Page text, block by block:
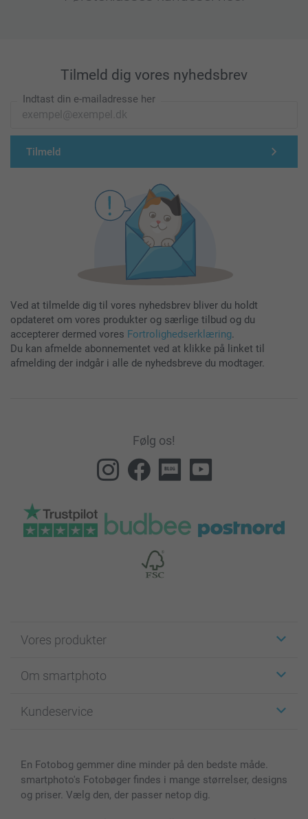
Tilmeld dig vores nyhedsbrev
Indtast din e-mailadresse her
Tilmeld
Ved at tilmelde dig til vores nyhedsbrev bliver du holdt
opdateret om vores produkter og særlige tilbud og du
accepterer dermed vores Fortrolighedserklæring.
Du kan afmelde abonnementet ved at klikke på linket til
afmelding der indgår i alle de nyhedsbreve du modtager.
Følg os!
Vores produkter
Fotokort
Fotobøger
Cover til mobil & tablet
MyNameBook
Om smartphoto
For affiliate
Sitemap
Betingelser og garantier
Kundeservice
smartbonus
Priser & betaling
En Fotobog gemmer dine minder på den bedste måde.
smartphoto's Fotobøger findes i mange størrelser, designs
og priser. Vælg den, der passer netop dig.